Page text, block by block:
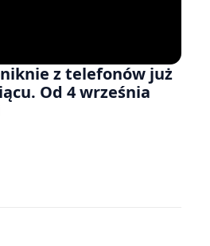
z telefonów już
Od 4 września